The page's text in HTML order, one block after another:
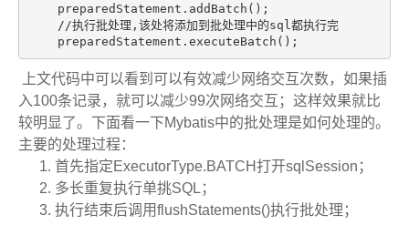
//执行批处理,该处将添加到批处理中的sql都执行完
    preparedStatement.executeBatch();
上文代码中可以看到可以有效减少网络交互次数，如果插
入100条记录，就可以减少99次网络交互；这样效果就比
较明显了。下面看一下Mybatis中的批处理是如何处理的。
主要的处理过程：
首先指定ExecutorType.BATCH打开sqlSession；
多长重复执行单挑SQL；
执行结束后调用flushStatements()执行批处理；